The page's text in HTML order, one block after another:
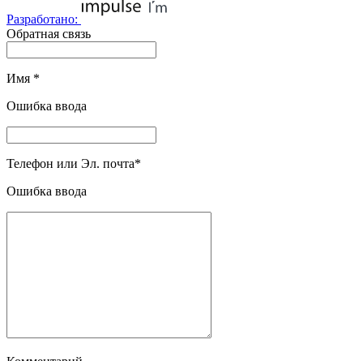
Разработано:
Обратная связь
Имя *
Ошибка ввода
Телефон или Эл. почта*
Ошибка ввода